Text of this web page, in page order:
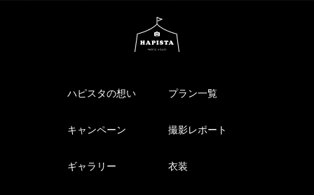
ハピスタの想い プラン一覧
キャンペーン 撮影レポート
ギャラリー 衣装